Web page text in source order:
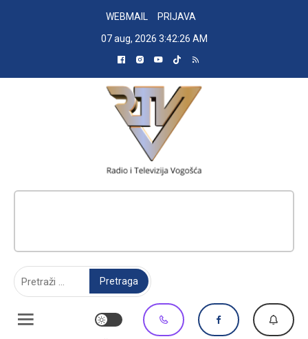
WEBMAIL
PRIJAVA
07 aug, 2026 3:42:27 AM